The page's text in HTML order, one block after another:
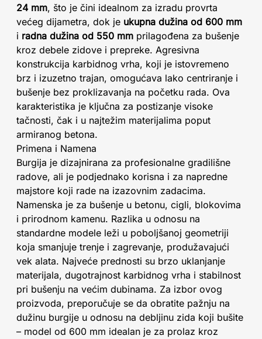
24 mm, što je čini idealnom za izradu provrta
većeg dijametra, dok je ukupna dužina od 600 mm
i radna dužina od 550 mm prilagođena za bušenje
kroz debele zidove i prepreke. Agresivna
konstrukcija karbidnog vrha, koji je istovremeno
brz i izuzetno trajan, omogućava lako centriranje i
bušenje bez proklizavanja na početku rada. Ova
karakteristika je ključna za postizanje visoke
tačnosti, čak i u najtežim materijalima poput
armiranog betona.
Primena i Namena
Burgija je dizajnirana za profesionalne gradilišne
radove, ali je podjednako korisna i za napredne
majstore koji rade na izazovnim zadacima.
Namenska je za bušenje u betonu, cigli, blokovima
i prirodnom kamenu. Razlika u odnosu na
standardne modele leži u poboljšanoj geometriji
koja smanjuje trenje i zagrevanje, produžavajući
vek alata. Najveće prednosti su brzo uklanjanje
materijala, dugotrajnost karbidnog vrha i stabilnost
pri bušenju na većim dubinama. Za izbor ovog
proizvoda, preporučuje se da obratite pažnju na
dužinu burgije u odnosu na debljinu zida koji bušite
– model od 600 mm idealan je za prolaz kroz